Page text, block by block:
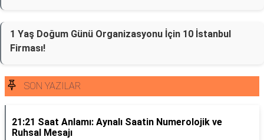
1 Yaş Doğum Günü Organizasyonu İçin 10 İstanbul
Firması!
SON YAZILAR
21:21 Saat Anlamı: Aynalı Saatin Numerolojik ve
Ruhsal Mesajı